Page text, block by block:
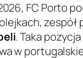
FC Porto
. Taka
w